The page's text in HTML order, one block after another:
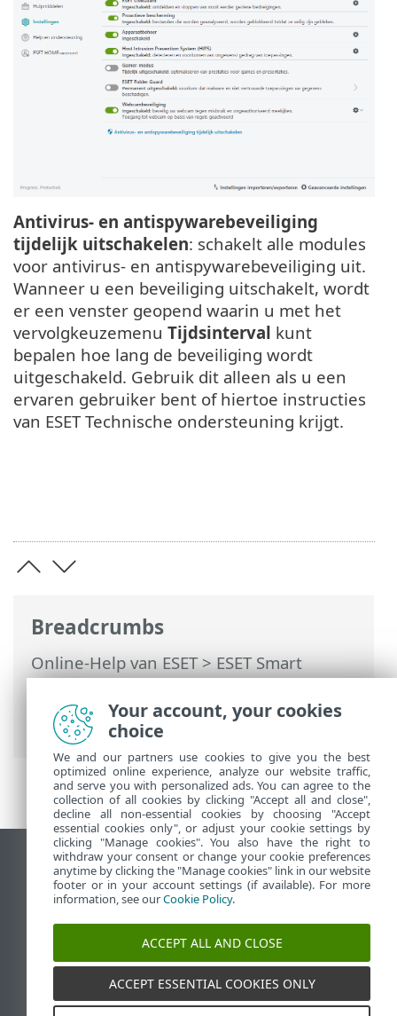
Breadcrumbs
Online-Help van ESET>ESET Smart
Security Premium>Werken met ESET
Smart Security Premium >Instellingen>
Computerbeveiliging
Antivirus- en antispywarebeveiliging
tijdelijk uitschakelen: schakelt alle modules
voor antivirus- en antispywarebeveiliging uit.
Wanneer u een beveiliging uitschakelt, wordt
er een venster geopend waarin u met het
vervolgkeuzemenu Tijdsinterval kunt
bepalen hoe lang de beveiliging wordt
uitgeschakeld. Gebruik dit alleen als u een
ervaren gebruiker bent of hiertoe instructies
van ESET Technische ondersteuning krijgt.
Bureaubladwebsite weergeven
End of Life
ESET Kennisbank
ESET-forum
ESET Status Portal
Regionale ondersteuning
Your account, your cookies
choice
We and our partners use cookies to give you the best
optimized online experience, analyze our website traffic,
and serve you with personalized ads. You can agree to the
collection of all cookies by clicking "Accept all and close",
decline all non-essential cookies by choosing "Accept
essential cookies only", or adjust your cookie settings by
clicking "Manage cookies". You also have the right to
withdraw your consent or change your cookie preferences
anytime by clicking the "Manage cookies" link in our website
footer or in your account settings (if available). For more
information, see ourCookie Policy.
ACCEPT ALL AND CLOSE
ACCEPT ESSENTIAL COOKIES ONLY